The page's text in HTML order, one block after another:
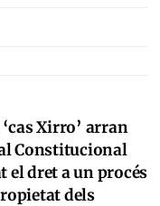
Xirro’ arran
Constitucional
el dret a un procés
dels